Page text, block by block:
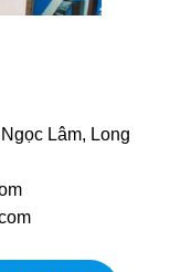
Lâm, Long